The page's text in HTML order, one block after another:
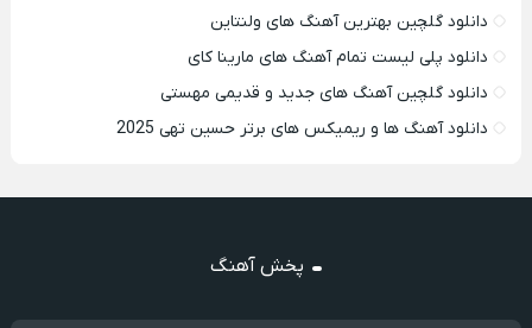
دانلود گلچین بهترین آهنگ های ولنتاین
دانلود پلی لیست تمام آهنگ های مارینا کای
دانلود گلچین آهنگ های جدید و قدیمی مهستی
دانلود آهنگ ها و ریمیکس های برتر حسین تهی 2025
پخش آهنگ